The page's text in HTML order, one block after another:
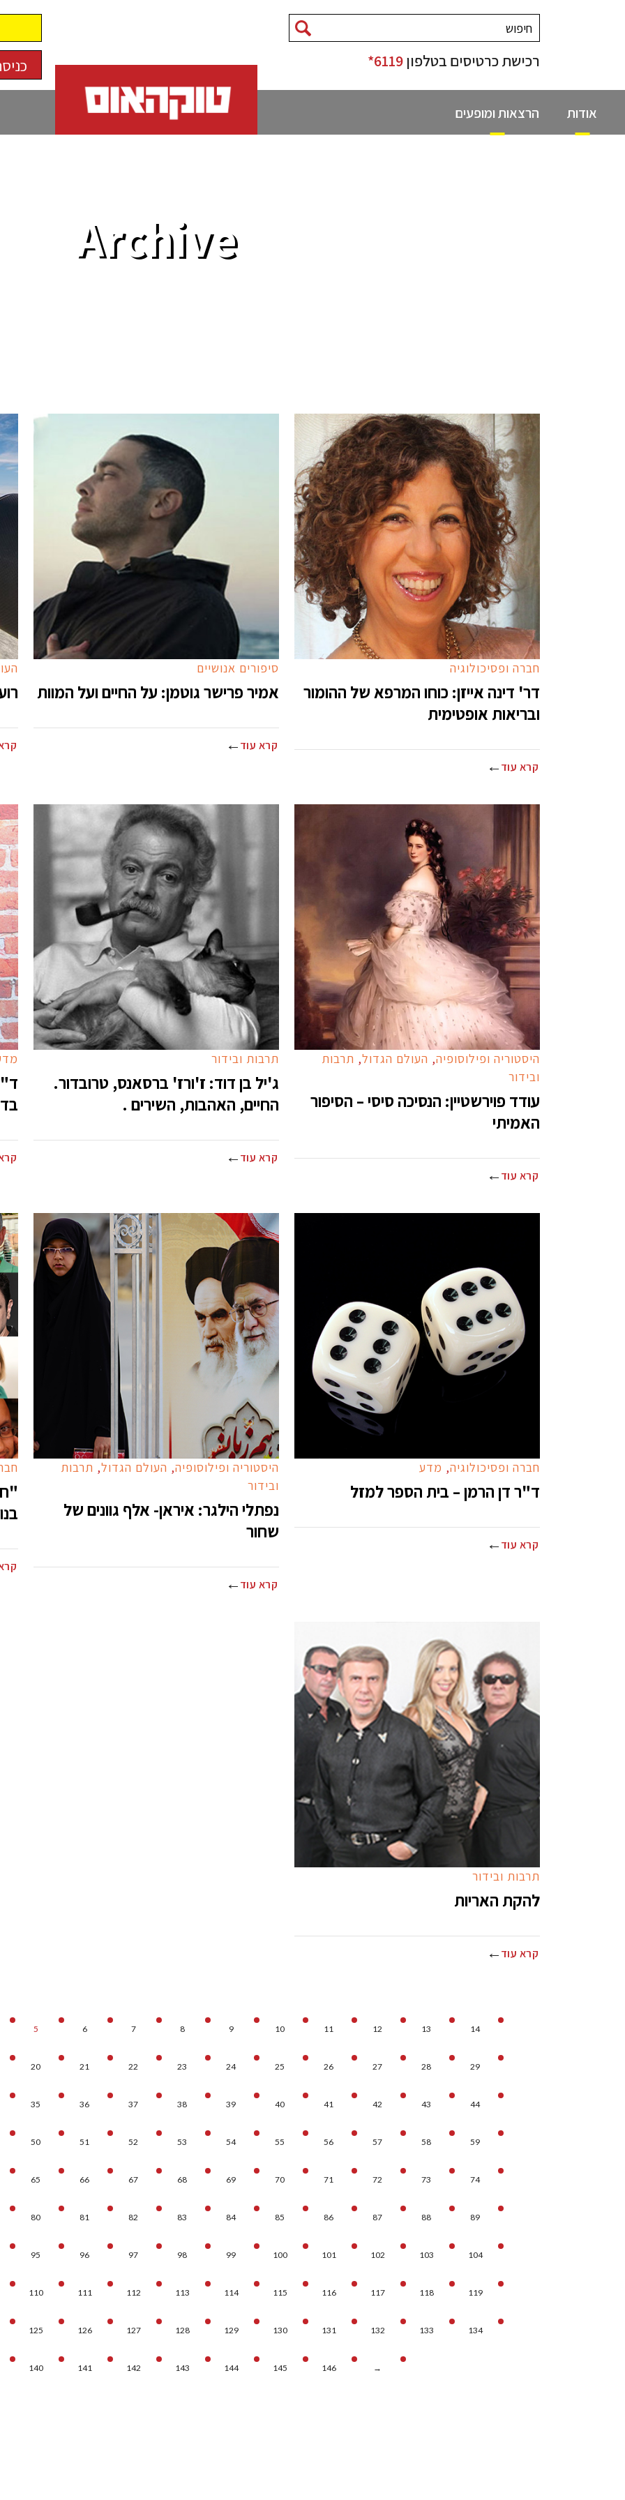
רכישת כרטיסים בטלפון6119*
אודות הרצאות ומופעים
Archive
חברה ופסיכולוגיה
דר' דינה אייזן: כוחו המרפא של ההומור
ובריאות אופטימית
קרא עוד
סיפורים אנושיים
אמיר פרישר גוטמן: על החיים ועל המוות
קרא עוד
היסטוריה ופילוסופיה, העולם הגדול, תרבות
ובידור
עודד פוירשטיין: הנסיכה סיסי – הסיפור
האמיתי
קרא עוד
תרבות ובידור
ג'יל בן דוד: ז'ורז' ברסאנס, טרובדור.
החיים, האהבות, השירים .
קרא עוד
חברה ופסיכולוגיה, מדע
ד"ר דן הרמן – בית הספר למזל
קרא עוד
היסטוריה ופילוסופיה, העולם הגדול, תרבות
ובידור
נפתלי הילגר: איראן- אלף גוונים של
שחור
קרא עוד
תרבות ובידור
להקת האריות
קרא עוד
5 6 7 8 9 10 11 12 13 14
20 21 22 23 24 25 26 27 28 29
35 36 37 38 39 40 41 42 43 44
50 51 52 53 54 55 56 57 58 59
65 66 67 68 69 70 71 72 73 74
80 81 82 83 84 85 86 87 88 89
95 96 97 98 99 100 101 102 103 104
110 111 112 113 114 115 116 117 118 119
125 126 127 128 129 130 131 132 133 134
140 141 142 143 144 145 146 →